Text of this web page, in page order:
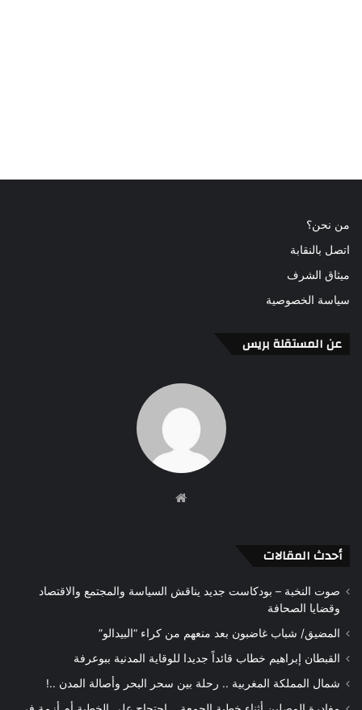
من نحن؟
اتصل بالنقابة
ميثاق الشرف
سياسة الخصوصية
عن المستقلة بريس
أحدث المقالات
صوت النخبة – بودكاست جديد يناقش السياسة والمجتمع والاقتصاد
وقضايا الصحافة
المضيق/ شباب غاضبون بعد منعهم من كراء “البيدالو”
القبطان إبراهيم خطاب قائداً جديدا للوقاية المدنية ببوعرفة
شمال المملكة المغربية .. رحلة بين سحر البحر وأصالة المدن ..!